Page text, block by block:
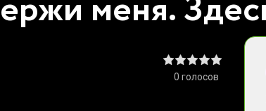
0 голосов